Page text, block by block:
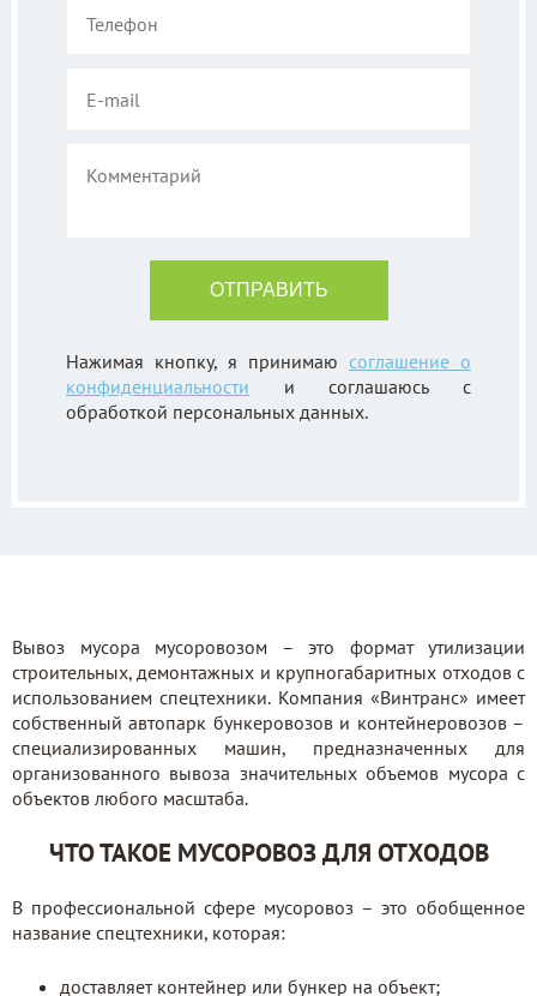
Нажимая кнопку, я принимаю соглашение о
конфиденциальности и соглашаюсь с
обработкой персональных данных.
Вывоз мусора мусоровозом – это формат утилизации
строительных, демонтажных и крупногабаритных отходов с
использованием спецтехники. Компания «Винтранс» имеет
собственный автопарк бункеровозов и контейнеровозов –
специализированных машин, предназначенных для
организованного вывоза значительных объемов мусора с
объектов любого масштаба.
ЧТО ТАКОЕ МУСОРОВОЗ ДЛЯ ОТХОДОВ
В профессиональной сфере мусоровоз – это обобщенное
название спецтехники, которая:
доставляет контейнер или бункер на объект;